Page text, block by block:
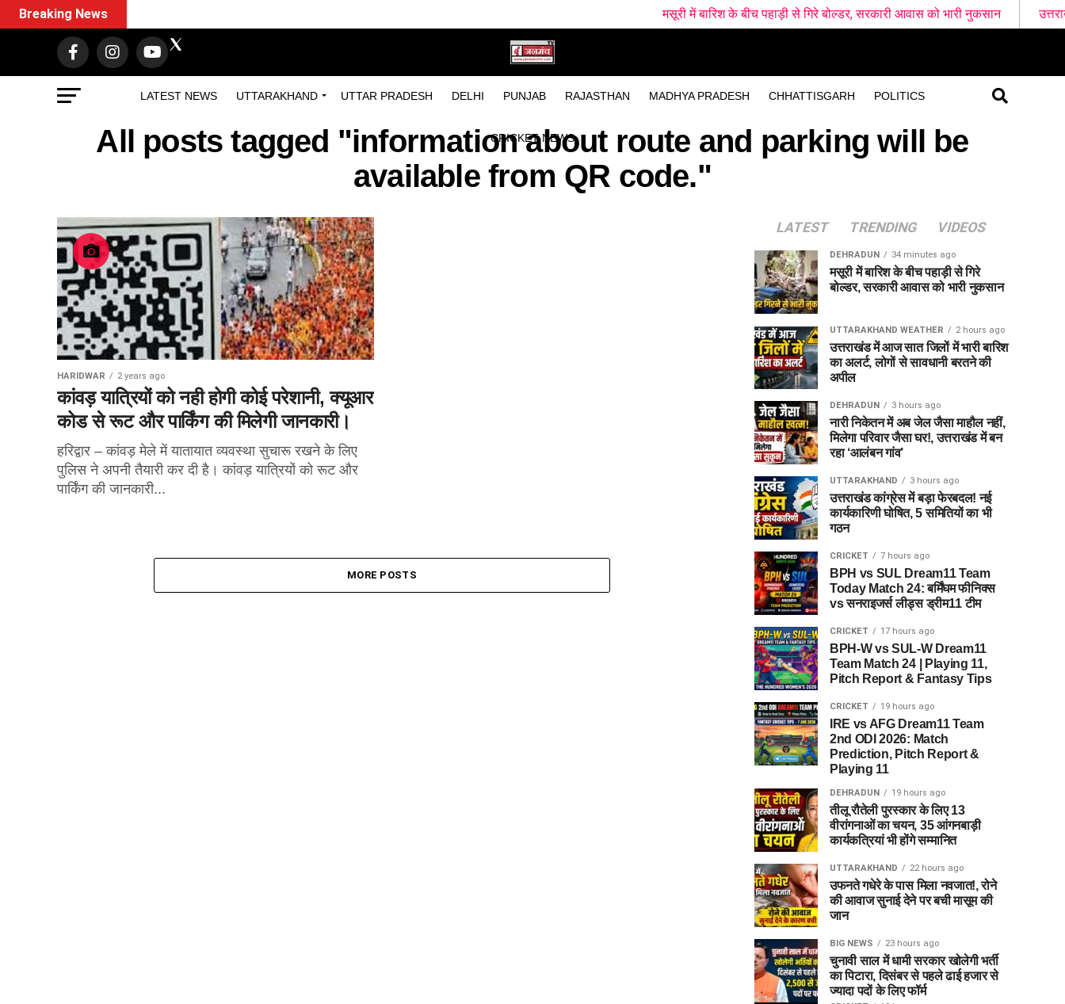
LATEST NEWS UTTARAKHAND UTTAR PRADESH DELHI PUNJAB RAJASTHAN MADHYA PRADESH CHHATTISGARH POLITICS
CRICKET NEWS
Breaking News मसूरी में बारिश के बीच पहाड़ी से गिरे बोल्डर, सरकारी आवास को भारी नुकसान उत्तराखंड में आज सात
All posts tagged "information about route and parking will be
available from QR code."
HARIDWAR 2 years ago
कांवड़ यात्रियों को नही होगी कोई परेशानी, क्यूआर
कोड से रूट और पार्किंग की मिलेगी जानकारी।
हरिद्वार – कांवड़ मेले में यातायात व्यवस्था सुचारू रखने के लिए
पुलिस ने अपनी तैयारी कर दी है। कांवड़ यात्रियों को रूट और
पार्किंग की जानकारी...
MORE POSTS
LATEST TRENDING VIDEOS
DEHRADUN 34 minutes ago
मसूरी में बारिश के बीच पहाड़ी से गिरे
बोल्डर, सरकारी आवास को भारी नुकसान
UTTARAKHAND WEATHER 2 hours ago
उत्तराखंड में आज सात जिलों में भारी बारिश
का अलर्ट, लोगों से सावधानी बरतने की
अपील
DEHRADUN 3 hours ago
नारी निकेतन में अब जेल जैसा माहौल नहीं,
मिलेगा परिवार जैसा घर!, उत्तराखंड में बन
रहा ‘आलंबन गांव’
UTTARAKHAND 3 hours ago
उत्तराखंड कांग्रेस में बड़ा फेरबदल! नई
कार्यकारिणी घोषित, 5 समितियों का भी
गठन
CRICKET 7 hours ago
BPH vs SUL Dream11 Team
Today Match 24: बर्मिंघम फीनिक्स
vs सनराइजर्स लीड्स ड्रीम11 टीम
CRICKET 17 hours ago
BPH-W vs SUL-W Dream11
Team Match 24 | Playing 11,
Pitch Report & Fantasy Tips
CRICKET 19 hours ago
IRE vs AFG Dream11 Team
2nd ODI 2026: Match
Prediction, Pitch Report &
Playing 11
DEHRADUN 19 hours ago
तीलू रौतेली पुरस्कार के लिए 13
वीरांगनाओं का चयन, 35 आंगनबाड़ी
कार्यकत्रियां भी होंगे सम्मानित
UTTARAKHAND 22 hours ago
उफनते गधेरे के पास मिला नवजात!, रोने
की आवाज सुनाई देने पर बची मासूम की
जान
BIG NEWS 23 hours ago
चुनावी साल में धामी सरकार खोलेगी भर्ती
का पिटारा, दिसंबर से पहले ढाई हजार से
ज्यादा पदों के लिए फॉर्म